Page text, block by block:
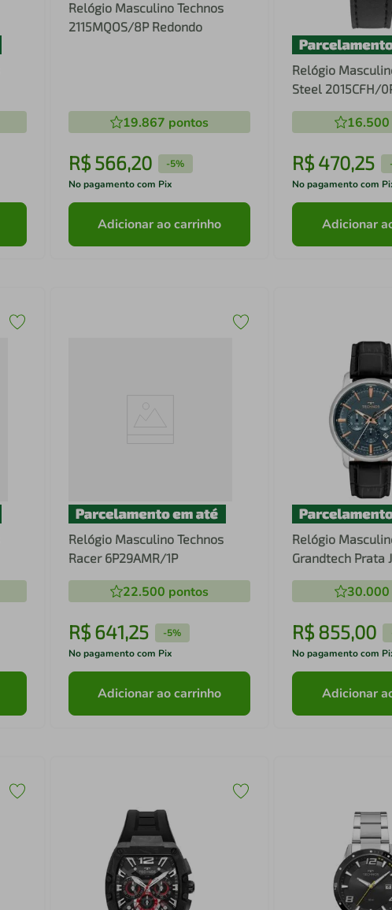
Relógio Masculino Technos
2115MQOS/8P Redondo
19.867 pontos
R$ 566,20 -5%
No pagamento com Pix
Adicionar ao carrinho
Relógio
Steel 2015CFH/
16.500
R$470,25
No pagamento com
Adicionar
Relógio Masculino Technos
Racer 6P29AMR/1P
22.500 pontos
R$ 641,25 -5%
No pagamento com Pix
Adicionar ao carrinho
Relógio
Grandtech Prata
30.000
R$855,00
No pagamento com
Adicionar